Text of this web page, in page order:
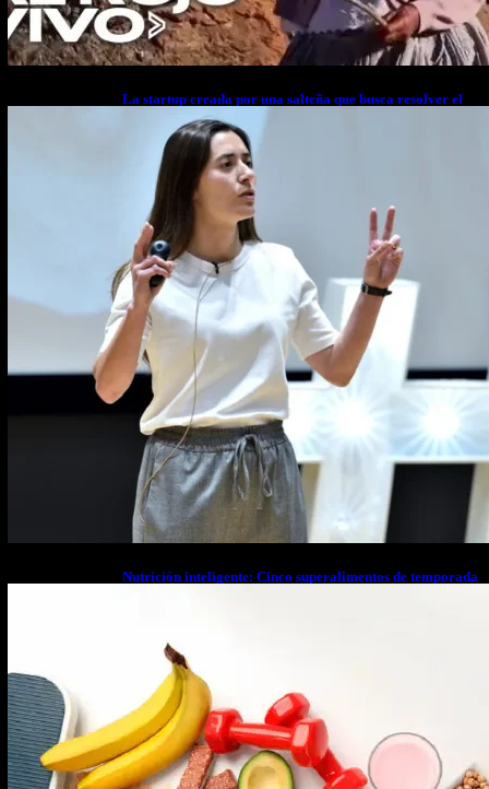
La startup creada por una salteña que busca resolver el
estrés financiero en Latinoamérica
Nutrición inteligente: Cinco superalimentos de temporada